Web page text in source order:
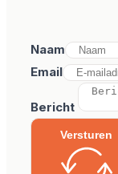
Naam
Email
Bericht
Versturen